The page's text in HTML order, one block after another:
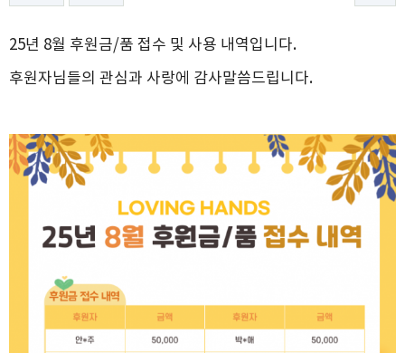
25년 8월 후원금/품 접수 및 사용 내역입니다.
후원자님들의 관심과 사랑에 감사말씀드립니다.